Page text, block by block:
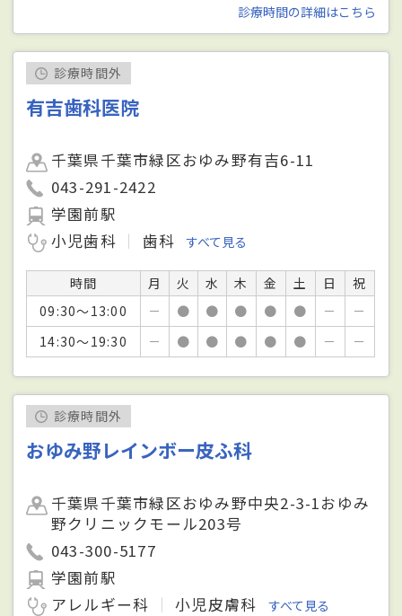
診療時間の詳細はこちら
診療時間外
有吉歯科医院
千葉県千葉市緑区おゆみ野有吉6-11
043-291-2422
学園前駅
小児歯科
歯科 すべて見る
時間 月 火 水 木 金 土 日
祝
09:30～13:00
－ ● ● ● ● ● －
－
14:30～19:30
－ ● ● ● ● ● － －
診療時間外
おゆみ野レインボー皮ふ科
千葉県千葉市緑区おゆみ野中央2-3-1おゆみ
野クリニックモール203号
043-300-5177
学園前駅
アレルギー科
小児皮膚科 すべて見る